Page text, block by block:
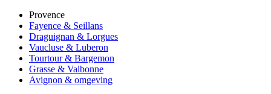
Provence
Fayence & Seillans
Draguignan & Lorgues
Vaucluse & Luberon
Tourtour & Bargemon
Grasse & Valbonne
Avignon & omgeving